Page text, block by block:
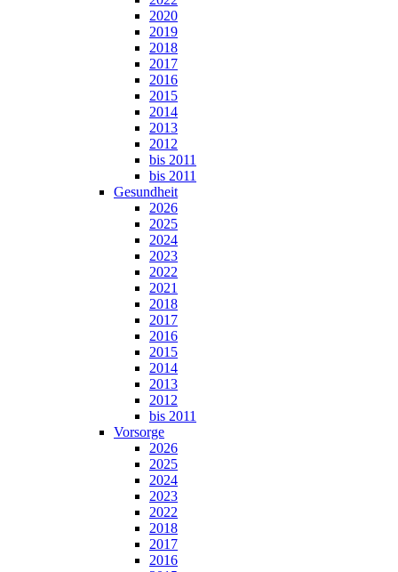
2020
2019
2018
2017
2016
2015
2014
2013
2012
bis 2011
bis 2011
Gesundheit
2026
2025
2024
2023
2022
2021
2018
2017
2016
2015
2014
2013
2012
bis 2011
Vorsorge
2026
2025
2024
2023
2022
2018
2017
2016